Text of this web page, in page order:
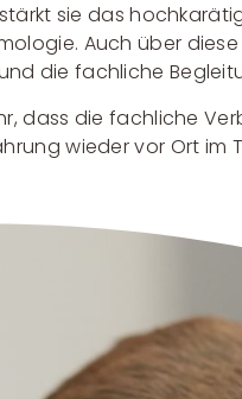
sie das
Auch über
die fachliche
dass die fachliche
wieder vor Ort im